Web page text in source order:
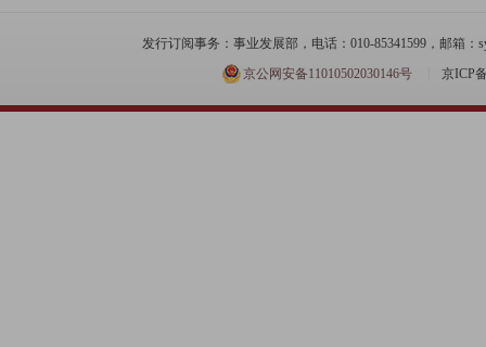
发行订阅事务：事业发展部，电话：010-85341599，邮箱：
京公网安备11010502030146号
京ICP